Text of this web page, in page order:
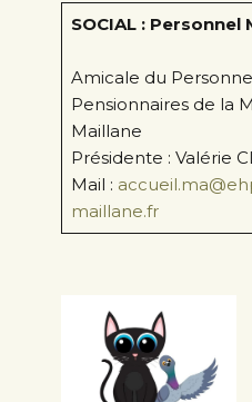
SOCIAL :
Amicale du
Pensionnaires de la
Maillane
Présidente : Valérie
Mail :
maillane.fr